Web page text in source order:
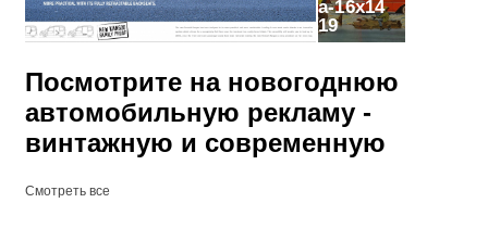
19
Посмотрите на новогоднюю
автомобильную рекламу -
винтажную и современную
Смотреть все